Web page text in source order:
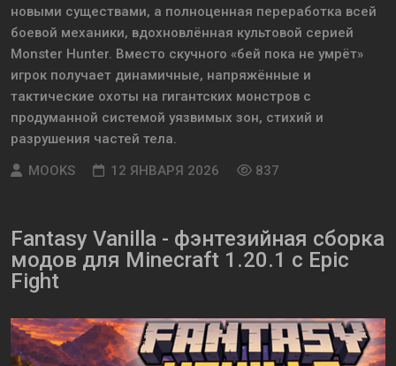
новыми существами, а полноценная переработка всей
боевой механики, вдохновлённая культовой серией
Monster Hunter. Вместо скучного «бей пока не умрёт»
игрок получает динамичные, напряжённые и
тактические охоты на гигантских монстров с
продуманной системой уязвимых зон, стихий и
разрушения частей тела.
MOOKS
12 ЯНВАРЯ 2026 837
Fantasy Vanilla - фэнтезийная сборка
модов для Minecraft 1.20.1 с Epic
Fight